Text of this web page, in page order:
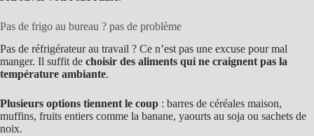
Pas de frigo au bureau ? pas de problème
Pas de réfrigérateur au travail ? Ce n’est pas une excuse pour mal
manger. Il suffit de choisir des aliments qui ne craignent pas la
température ambiante.
Plusieurs options tiennent le coup : barres de céréales maison,
muffins, fruits entiers comme la banane, yaourts au soja ou sachets de
noix.